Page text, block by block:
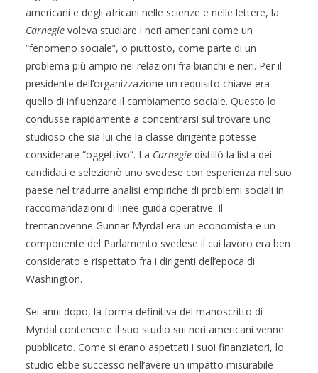
americani e degli africani nelle scienze e nelle lettere, la
Carnegie voleva studiare i neri americani come un
“fenomeno sociale”, o piuttosto, come parte di un
problema più ampio nei relazioni fra bianchi e neri. Per il
presidente dell’organizzazione un requisito chiave era
quello di influenzare il cambiamento sociale. Questo lo
condusse rapidamente a concentrarsi sul trovare uno
studioso che sia lui che la classe dirigente potesse
considerare “oggettivo”. La Carnegie distillò la lista dei
candidati e selezionò uno svedese con esperienza nel suo
paese nel tradurre analisi empiriche di problemi sociali in
raccomandazioni di linee guida operative. Il
trentanovenne Gunnar Myrdal era un economista e un
componente del Parlamento svedese il cui lavoro era ben
considerato e rispettato fra i dirigenti dell’epoca di
Washington.
Sei anni dopo, la forma definitiva del manoscritto di
Myrdal contenente il suo studio sui neri americani venne
pubblicato. Come si erano aspettati i suoi finanziatori, lo
studio ebbe successo nell’avere un impatto misurabile